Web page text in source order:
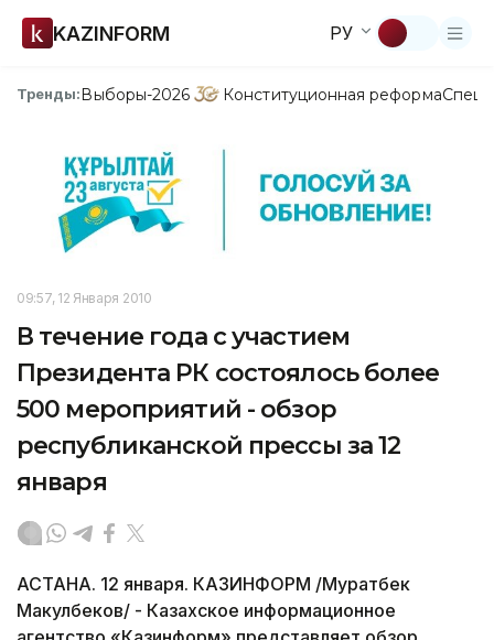
KAZINFORM РУ
Тренды:Выборы-2026 Конституционная реформа
09:57, 12 Января 2010
В течение года с участием
Президента РК состоялось более
500 мероприятий - обзор
республиканской прессы за 12
января
АСТАНА. 12 января. КАЗИНФОРМ /Муратбек
Макулбеков/ - Казахское информационное